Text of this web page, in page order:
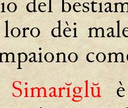
dèi
Simarĭglŭè